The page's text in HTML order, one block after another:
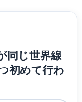
同じ世界線
初めて行わ